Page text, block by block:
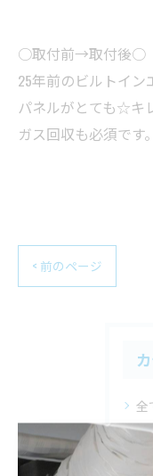
○取付前→取付後○
25年前のビルトイン
パネルがとても☆キ
ガス回収も必須です。
< 前のページ
全